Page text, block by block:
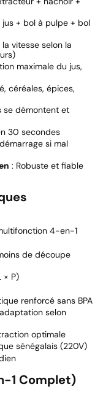
jus + bol à pulpe + bol
vitesse selon la
maximale du jus,
céréales, épices,
se démontent et
30 secondes
si mal
: Robuste et fiable
4-en-1
de découpe
× P)
renforcé sans BPA
selon
optimale
sénégalais (220V)
1 Complet)